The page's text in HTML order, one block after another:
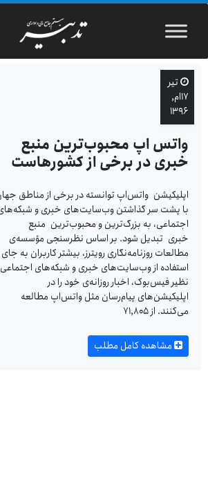
تیر
۱۷ام,
۱۳۹۶
واتس اپ محبوب‌ترین منبع
خبری در برخی از کشورهاست
اپلیکیشن واتس‌اپ توانسته در برخی از مناطق جهان
با پشت سر گذاشتن وب‌سایت‌های خبری و شبکه‌های
اجتماعی، به بزرگ‌ترین و محبوب‌ترین منبع
خبری تبدیل شود. بر اساس نظرسنجی مؤسسه‌ی
مطالعات روزنامه‌نگاری رویترز، بیشتر کاربران به ‌جای
استفاده از وب‌سایت‌های خبری و شبکه‌های اجتماعی
نظیر فیس‌بوک، اخبار روزانه‌ی خود را در
اپلیکیشن‌های پیام‌رسان مثل واتس‌اپ مطالعه
می‌کنند. از ۷۱,۸۰۵
مشاهده کامل مطلب